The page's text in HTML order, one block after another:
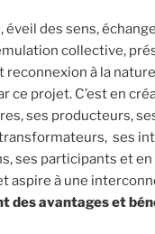
des sens,
collective,
reconnexion à la
ce projet. C’est en
ses producteurs,
ses
ses participants et en
aspire à une
des avantages et